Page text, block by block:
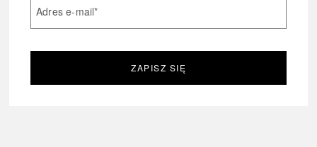
Adres e-mail*
ZAPISZ SIĘ